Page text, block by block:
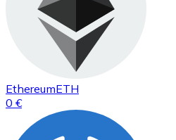
EthereumETH
0 €